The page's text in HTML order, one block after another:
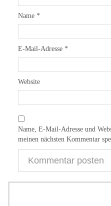
Name *
E-Mail-Adresse *
Website
Name, E-Mail-Adresse und
meinen nächsten Kommentar